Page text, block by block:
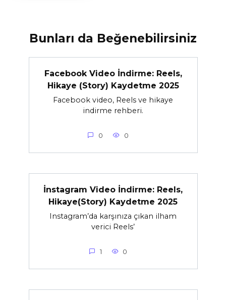
Bunları da Beğenebilirsiniz
Facebook Video İndirme: Reels,
Hikaye (Story) Kaydetme 2025
Facebook video, Reels ve hikaye
indirme rehberi.
0 0
İnstagram Video İndirme: Reels,
Hikaye(Story) Kaydetme 2025
Instagram’da karşınıza çıkan ilham
verici Reels’
1 0